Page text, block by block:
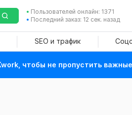
Пользователей онлайн: 1371
Последний заказ: 12 сек. назад
SEO и трафик
чтобы не пропустить